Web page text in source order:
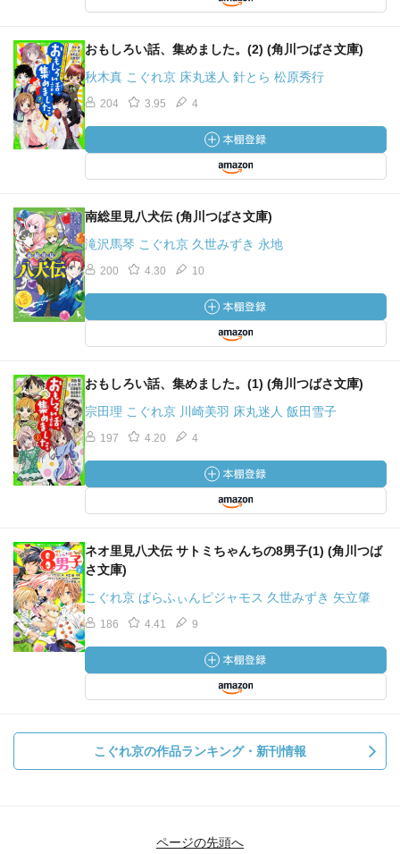
おもしろい話、集めました。(2) (角川つばさ文庫)
秋木真 こぐれ京 床丸迷人 針とら 松原秀行
204 3.95 4
南総里見八犬伝 (角川つばさ文庫)
滝沢馬琴 こぐれ京 久世みずき 永地
200 4.30 10
おもしろい話、集めました。(1) (角川つばさ文庫)
宗田理 こぐれ京 川崎美羽 床丸迷人 飯田雪子
197 4.20 4
ネオ里見八犬伝 サトミちゃんちの8男子(1) (角川つば
さ文庫)
こぐれ京 ぱらふぃんピジャモス 久世みずき 矢立肇
186 4.41 9
こぐれ京の作品ランキング・新刊情報
ページの先頭へ